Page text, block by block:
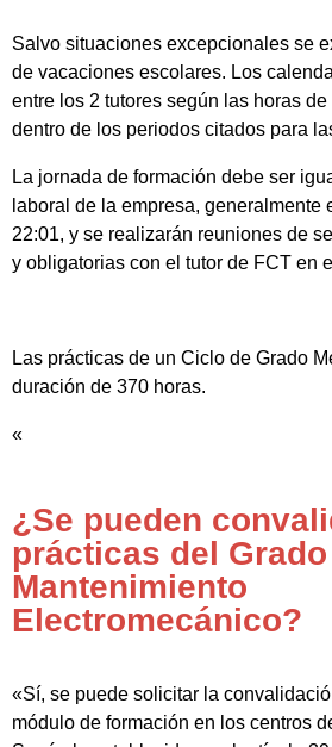
Salvo situaciones excepcionales se
de vacaciones escolares. Los
entre los 2 tutores según las horas
dentro de los periodos citados para
La jornada de formación debe ser
laboral de la empresa, generalmente
22:01, y se realizarán reuniones de
y obligatorias con el tutor de FCT en
Las prácticas de un Ciclo de Grado
duración de 370 horas.
«
¿Se pueden
prácticas del
Mantenimiento
Electromecánico?
«Sí, se puede solicitar la
módulo de formación en los centros